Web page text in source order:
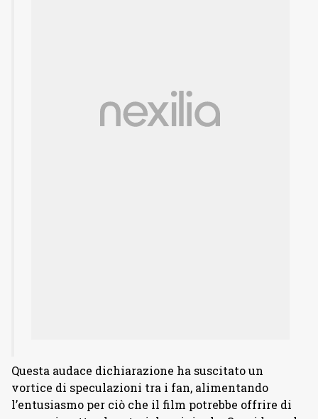
Questa audace dichiarazione ha suscitato un
vortice di speculazioni tra i fan, alimentando
l’entusiasmo per ciò che il film potrebbe offrire di